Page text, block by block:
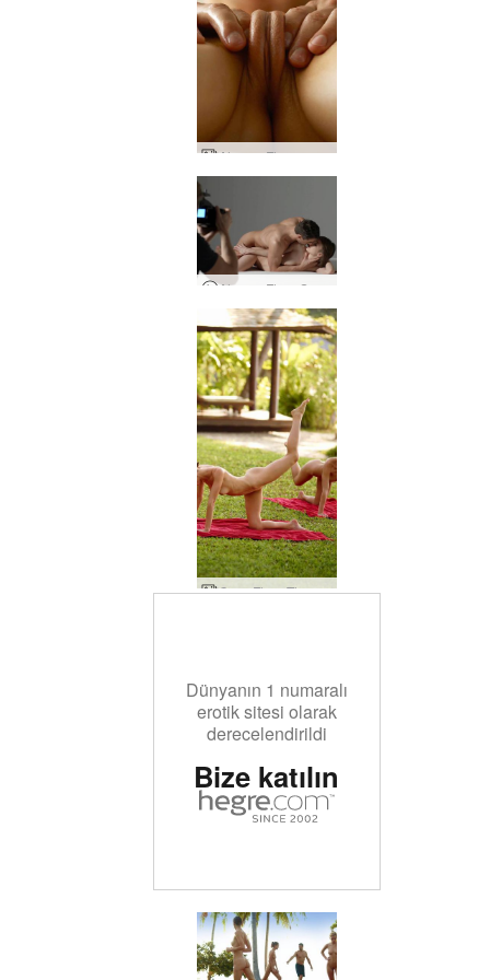
Alex ve Flora şehvetli masaj bölüm 2
Coxy Flora Thea Zaika plaj fitnessı
Dünyanın 1 numaralı
erotik sitesi olarak
derecelendirildi
Bize katılın